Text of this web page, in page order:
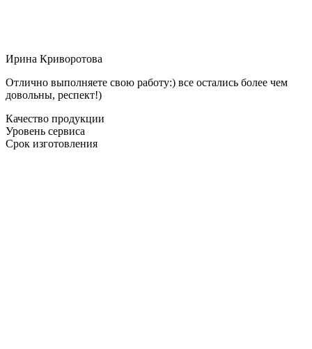
Ирина Криворотова
Отлично выполняете свою работу:) все остались более чем
довольны, респект!)
Качество продукции
Уровень сервиса
Срок изготовления